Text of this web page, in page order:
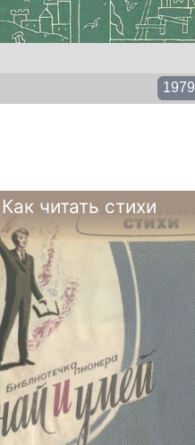
1979
Как читать стихи